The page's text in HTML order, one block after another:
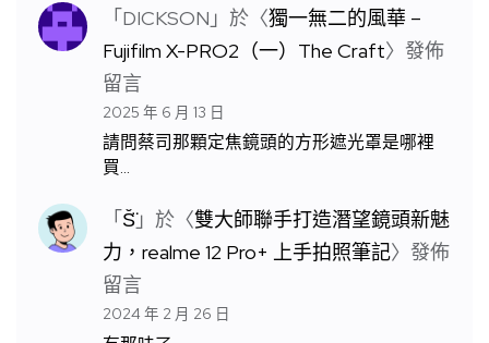
「DICKSON 」於〈獨一無二的風華 –
Fujifilm X-PRO2（一）The Craft〉發佈
留言
2025 年 6 月 13 日
請問蔡司那顆定焦鏡頭的方形遮光罩是哪裡
買…
「S̆̈」於〈雙大師聯手打造潛望鏡頭新魅
力，realme 12 Pro+ 上手拍照筆記〉發佈
留言
2024 年 2 月 26 日